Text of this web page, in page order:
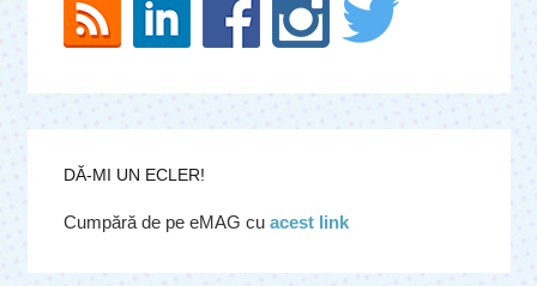
DĂ-MI UN ECLER!
Cumpără de pe eMAG cu acest link